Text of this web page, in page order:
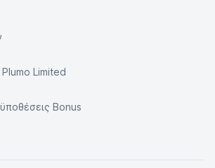
Limited
Bonus